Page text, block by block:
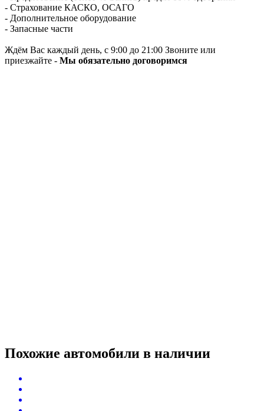
- Страхование КАСКО, ОСАГО
- Дополнительное оборудование
- Запасные части
Ждём Вас каждый день, с 9:00 до 21:00 Звоните или
приезжайте - Мы обязательно договоримся
Похожие автомобили в наличии